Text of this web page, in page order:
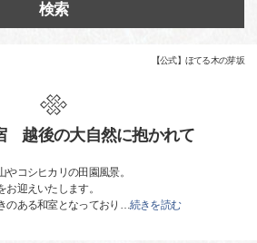
検索
【公式】ほてる木の芽坂
越後の大自然に抱かれて
コシヒカリの田園風景。
迎えいたします。
のある和室となっており …続きを読む